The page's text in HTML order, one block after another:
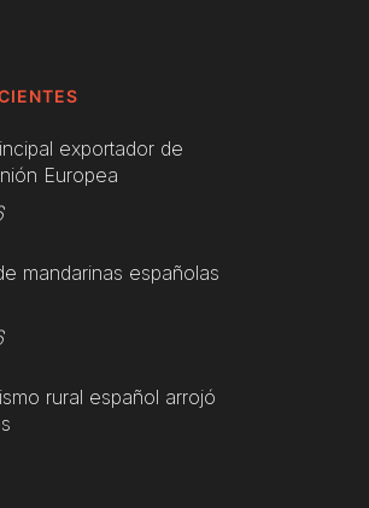
exportador de
Europea
mandarinas españolas
rural español arrojó